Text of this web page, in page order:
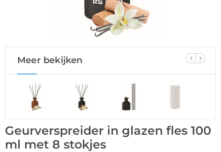
Meer bekijken
Geurverspreider in glazen fles 100
ml met 8 stokjes